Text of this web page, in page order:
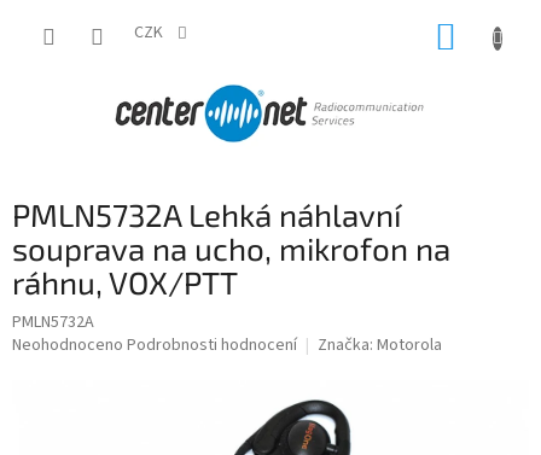
CZK
PMLN5732A Lehká náhlavní
souprava na ucho, mikrofon na
ráhnu, VOX/PTT
PMLN5732A
Průměrné
Neohodnoceno Podrobnosti hodnocení Značka: Motorola